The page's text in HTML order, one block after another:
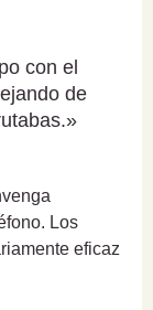
con el
de
Los
eficaz